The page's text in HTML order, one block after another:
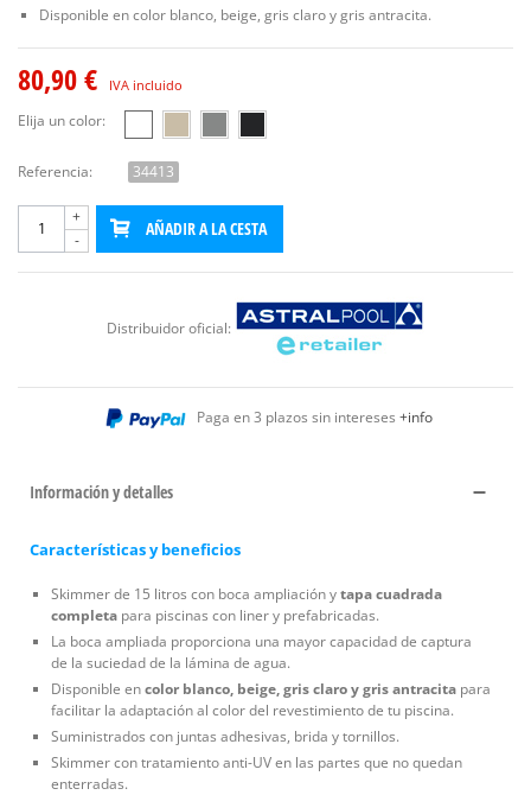
Disponible en color blanco, beige, gris claro y gris antracita.
80,90 € IVA incluido
Elija un color:
Referencia: 34413
-
+
AÑADIR A LA CESTA
Distribuidor oficial:
Paga en 3 plazos sin intereses +info
Información y detalles
Características y beneficios
Skimmer de 15 litros con boca ampliación ytapa cuadrada
completa para piscinas con liner y prefabricadas.
La boca ampliada proporciona una mayor capacidad de captura
de la suciedad de la lámina de agua.
Disponible encolor blanco, beige, gris claro y gris antracita para
facilitar la adaptación al color del revestimiento de tu piscina.
Suministrados con juntas adhesivas, brida y tornillos.
Skimmer con tratamiento anti-UV en las partes que no quedan
enterradas.